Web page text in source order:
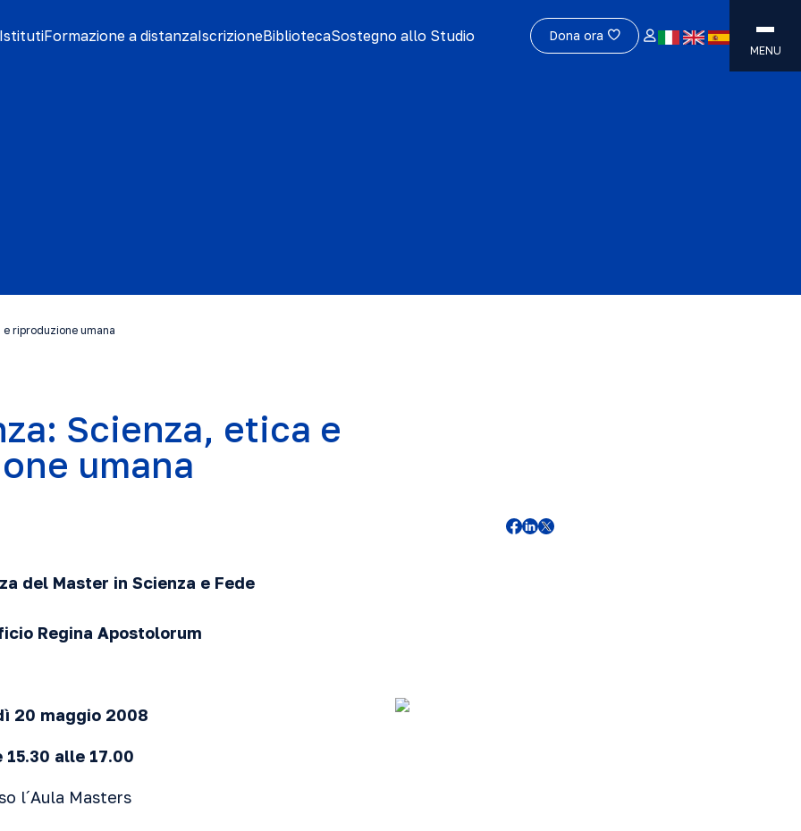
Formazione a distanzaIscrizioneBibliotecaSostegno allo Studio Dona ora
MENU
riproduzione umana
Scienza, etica e
umana
del Master in Scienza e Fede
Regina Apostolorum
20 maggio 2008
15.30 alle 17.00
l´Aula Masters